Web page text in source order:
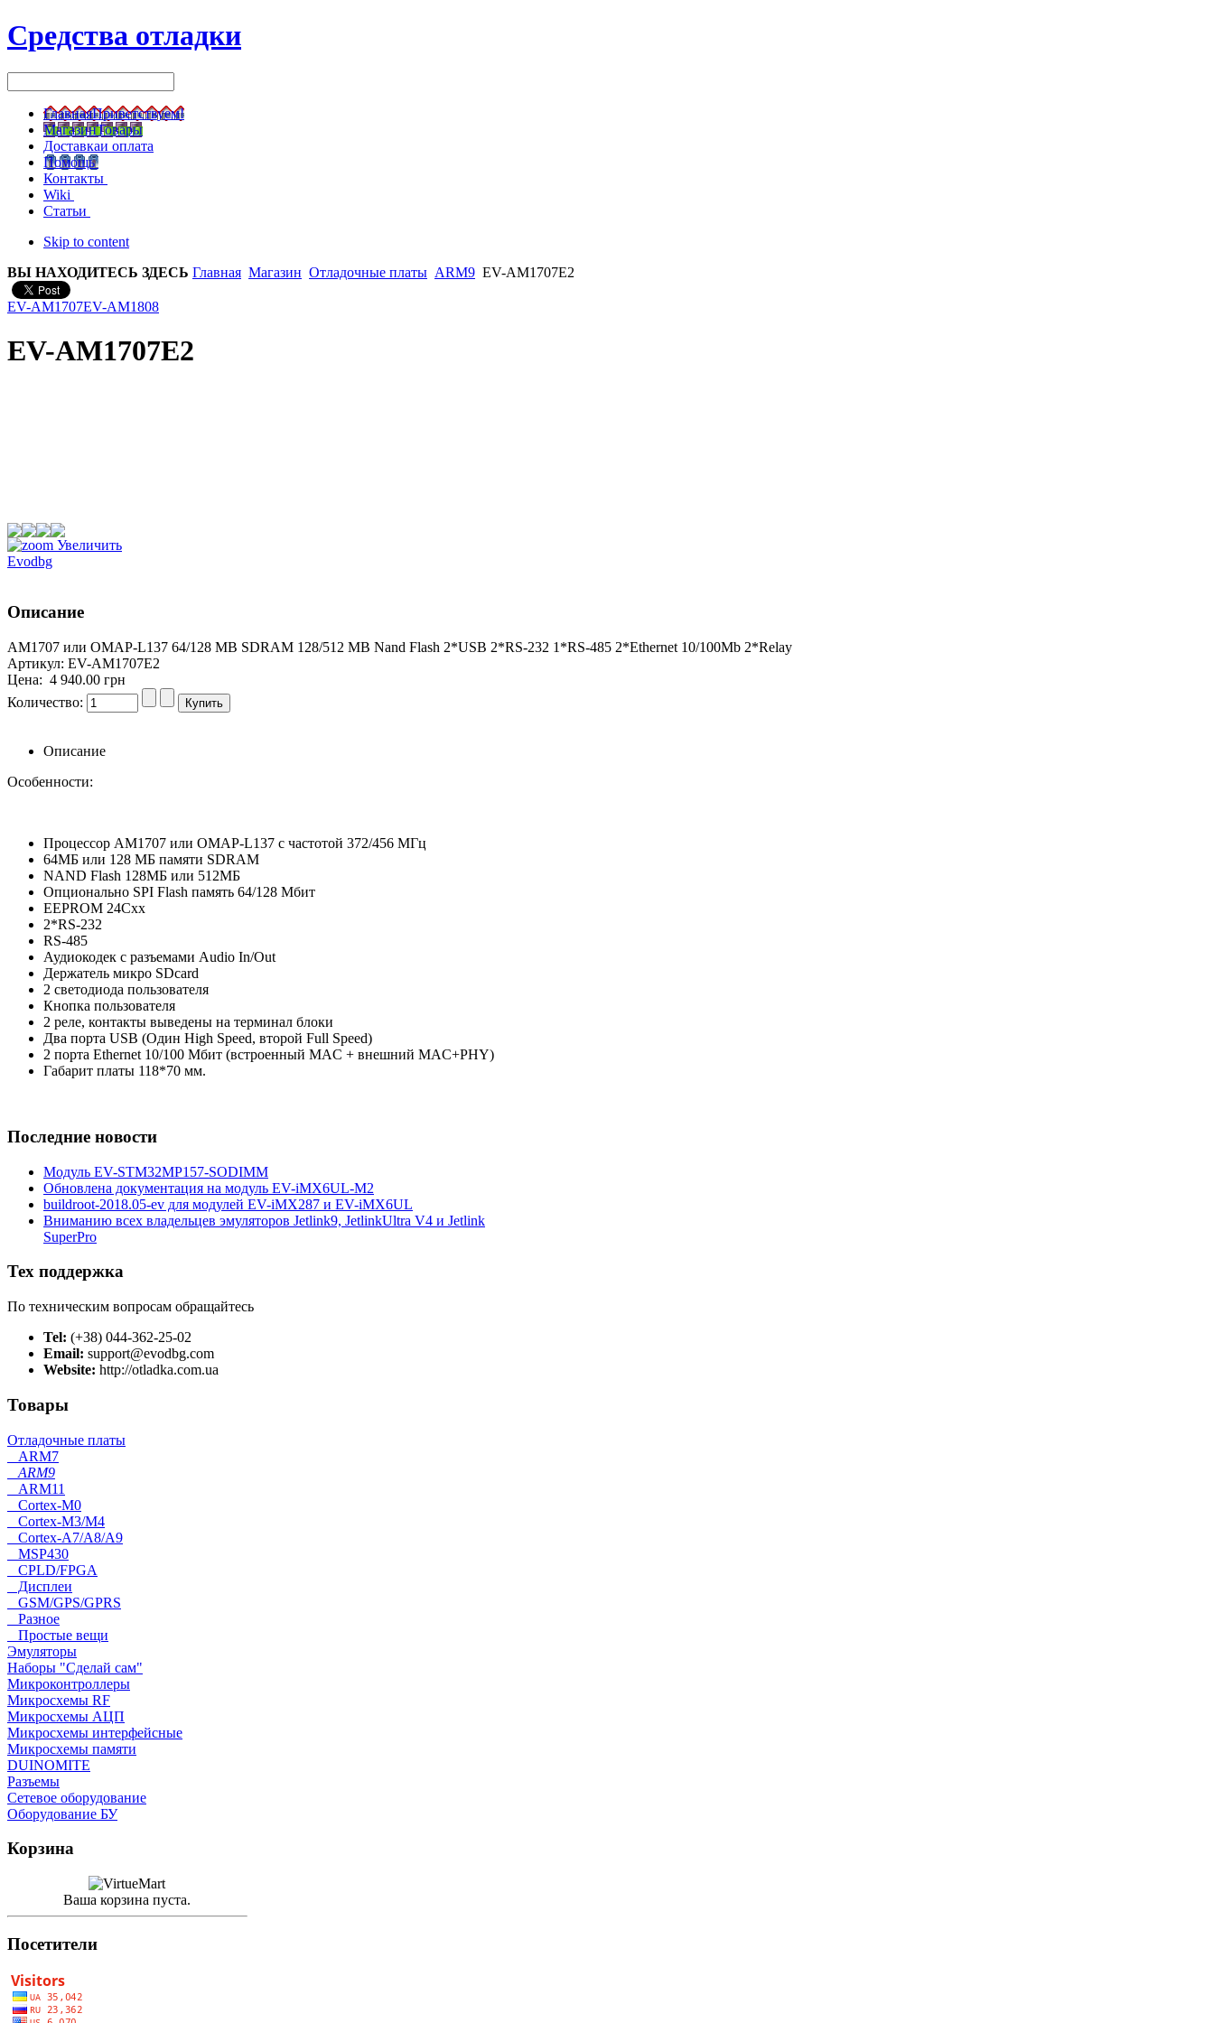
Средства отладки
ГлавнаяПриветствуем!
МагазинТовары
Доставкаи оплата
Помощь
Контакты
Wiki
Статьи
Skip to content
ВЫ НАХОДИТЕСЬ ЗДЕСЬ Главная Магазин Отладочные платы ARM9 EV-AM1707E2
EV-AM1707EV-AM1808
EV-AM1707E2
Увеличить
Evodbg
Описание
AM1707 или OMAP-L137 64/128 MB SDRAM 128/512 MB Nand Flash 2*USB 2*RS-232 1*RS-485 2*Ethernet 10/100Mb 2*Relay
Артикул: EV-AM1707E2
Цена: 4 940.00 грн
Количество:
Описание
Особенности:
Процессор AM1707 или OMAP-L137 c частотой 372/456 МГц
64МБ или 128 МБ памяти SDRAM
NAND Flash 128МБ или 512МБ
Опционально SPI Flash память 64/128 Мбит
EEPROM 24Cxx
2*RS-232
RS-485
Аудиокодек с разъемами Audio In/Out
Держатель микро SDcard
2 светодиода пользователя
Кнопка пользователя
2 реле, контакты выведены на терминал блоки
Два порта USB (Один High Speed, второй Full Speed)
2 порта Ethernet 10/100 Мбит (встроенный MAC + внешний MAC+PHY)
Габарит платы 118*70 мм.
Последние новости
Модуль EV-STM32MP157-SODIMM
Обновлена документация на модуль EV-iMX6UL-M2
buildroot-2018.05-ev для модулей EV-iMX287 и EV-iMX6UL
Вниманию всех владельцев эмуляторов Jetlink9, JetlinkUltra V4 и Jetlink
SuperPro
Тех поддержка
По техническим вопросам обращайтесь
Tel: (+38) 044-362-25-02
Email: support@evodbg.com
Website: http://otladka.com.ua
Товары
Отладочные платы
ARM7
ARM9
ARM11
Cortex-M0
Cortex-M3/M4
Cortex-A7/A8/A9
MSP430
CPLD/FPGA
Дисплеи
GSM/GPS/GPRS
Разное
Простые вещи
Эмуляторы
Наборы "Сделай сам"
Микроконтроллеры
Микросхемы RF
Микросхемы АЦП
Микросхемы интерфейсные
Микросхемы памяти
DUINOMITE
Разъемы
Сетевое оборудование
Оборудование БУ
Корзина
Ваша корзина пуста.
Посетители